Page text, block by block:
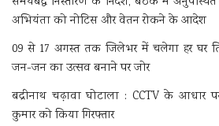
अभियंता को नोटिस और वेतन रोकने के आदेश
09 से 17 अगस्त तक जिलेभर में चलेगा हर घर
जन-जन का उत्सव बनाने पर जोर
बद्रीनाथ चढ़ावा घोटाला : CCTV के
कुमार को किया गिरफ्तार